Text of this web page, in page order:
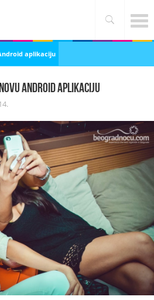
aplikaciju
Android aplikaciju